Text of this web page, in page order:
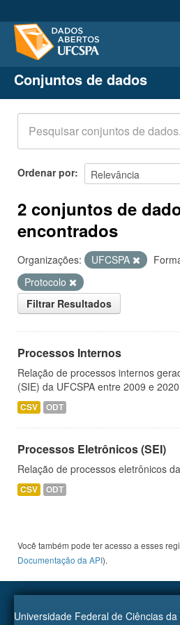
Conjuntos de dados
Organizações
Grupos
Sobre
Conjuntos de dados
Ordenar por
2 conjuntos de
encontrados
Organizações: UFCSPA
Protocolo
Filtrar Resultados
Processos Internos
Relação de processos internos
(SIE) da UFCSPA entre 2009 e
CSV ODT
Processos Eletrônicos (SEI)
Relação de processos eletrônicos
CSV ODT
Você também pode ter acesso a esses
Documentação da API).
Universidade Federal de Ciências